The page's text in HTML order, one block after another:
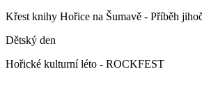
Křest knihy Hořice na Šumavě - Příběh
Dětský den
Hořické kulturní léto - ROCKFEST